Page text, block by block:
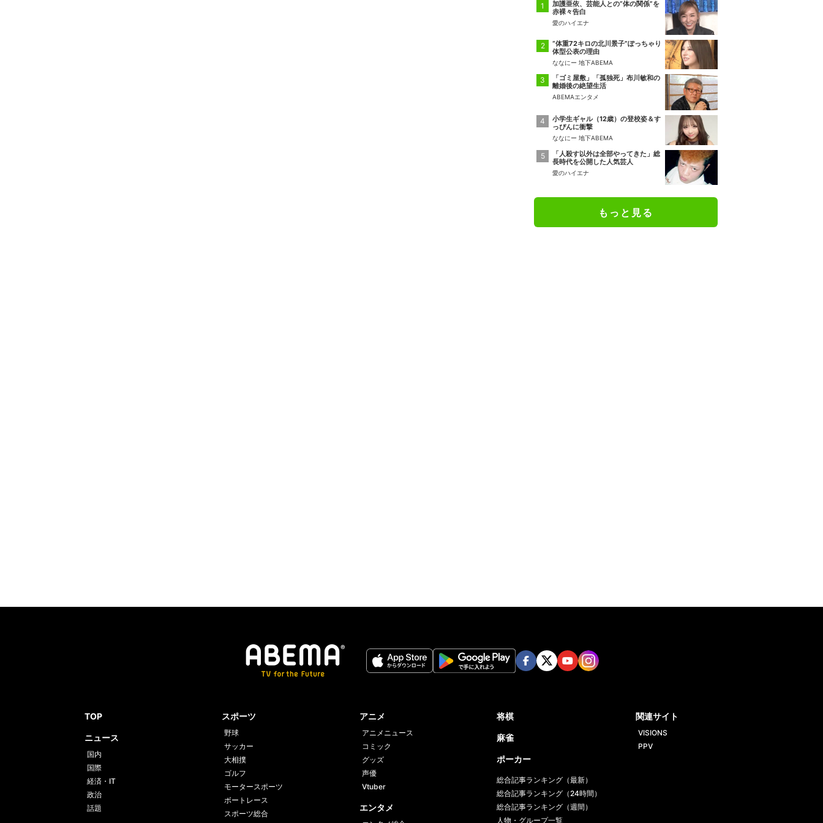
加護亜依、芸能人との“体の関係”を
赤裸々告白
愛のハイエナ
“体重72キロの北川景子”ぽっちゃり
体型公表の理由
ななにー 地下ABEMA
「ゴミ屋敷」「孤独死」布川敏和の
離婚後の絶望生活
ABEMAエンタメ
小学生ギャル（12歳）の登校姿＆す
っぴんに衝撃
ななにー 地下ABEMA
「人殺す以外は全部やってきた」総
長時代を公開した人気芸人
愛のハイエナ
もっと見る
TOP
ニュース
国内
国際
経済・IT
政治
話題
スポーツ
野球
サッカー
大相撲
ゴルフ
モータースポーツ
ボートレース
スポーツ総合
アニメ
アニメニュース
コミック
グッズ
声優
Vtuber
エンタメ
将棋
麻雀
ポーカー
総合記事ランキング（最新）
総合記事ランキング（24時間）
総合記事ランキング（週間）
人物・グループ一覧
関連サイト
VISIONS
PPV